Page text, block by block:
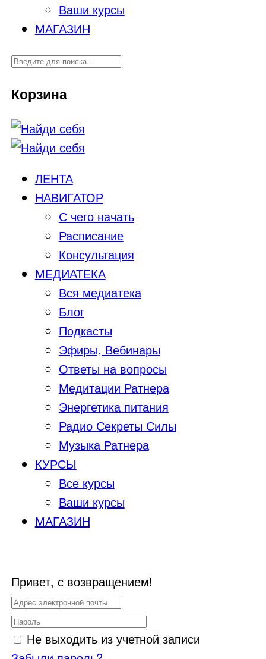
Ваши курсы
МАГАЗИН
Корзина
ЛЕНТА
НАВИГАТОР
С чего начать
Расписание
Консультация
МЕДИАТЕКА
Вся медиатека
Блог
Подкасты
Эфиры, Вебинары
Ответы на вопросы
Медитации Ратнера
Энергетика питания
Радио Секреты Силы
Музыка Ратнера
КУРСЫ
Все курсы
Ваши курсы
МАГАЗИН
Привет, с возвращением!
Не выходить из учетной записи